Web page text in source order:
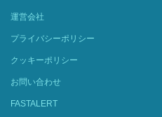
運営会社
プライバシーポリシー
クッキーポリシー
お問い合わせ
FASTALERT